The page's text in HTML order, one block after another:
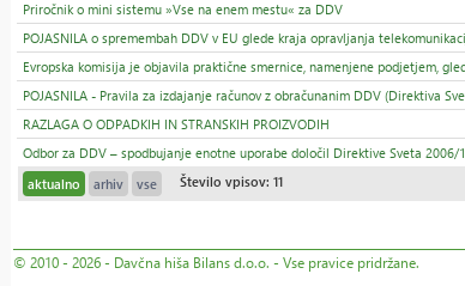
Priročnik o mini sistemu »Vse na enem mestu« za DDV
POJASNILA o spremembah DDV v EU glede kraja opravljanja
Evropska komisija je objavila praktične smernice, namenjene podjetjem,
POJASNILA - Pravila za izdajanje računov z obračunanim DDV (Direktiva
RAZLAGA O ODPADKIH IN STRANSKIH PROIZVODIH
Odbor za DDV – spodbujanje enotne uporabe določil Direktive Sveta 2006/
aktualno
arhiv vse Število vpisov: 11
© 2010 - 2026 - Davčna hiša Bilans d.o.o. - Vse pravice pridržane.